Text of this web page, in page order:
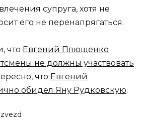
супруга, хотя не
его не перенапрягаться.
что Евгений Плющенко
не должны участвовать
что Евгений
обидел Яну Рудковскую.